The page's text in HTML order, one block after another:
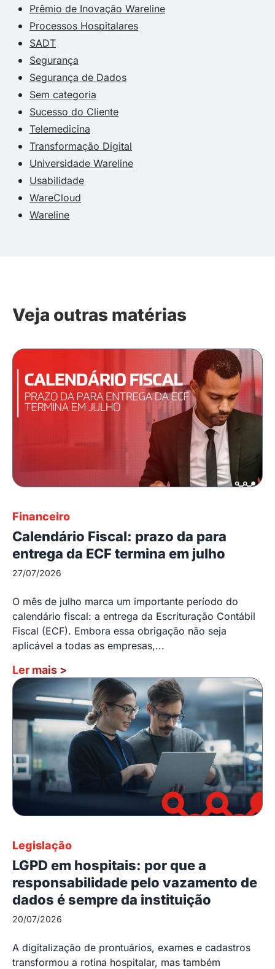
Prêmio de Inovação Wareline
Processos Hospitalares
SADT
Segurança
Segurança de Dados
Sem categoria
Sucesso do Cliente
Telemedicina
Transformação Digital
Universidade Wareline
Usabilidade
WareCloud
Wareline
Veja outras matérias
Financeiro
Calendário Fiscal: prazo da para
entrega da ECF termina em julho
27/07/2026
O mês de julho marca um importante período do
calendário fiscal: a entrega da Escrituração Contábil
Fiscal (ECF). Embora essa obrigação não seja
aplicável a todas as empresas,...
Ler mais >
Legislação
LGPD em hospitais: por que a
responsabilidade pelo vazamento de
dados é sempre da instituição
20/07/2026
A digitalização de prontuários, exames e cadastros
transformou a rotina hospitalar, mas também